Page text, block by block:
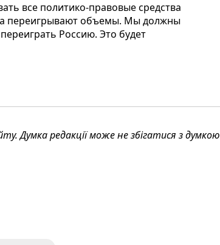
все политико-правовые средства
переигрывают объемы. Мы должны
Россию. Это будет
Думка редакції може не збігатися з думкою